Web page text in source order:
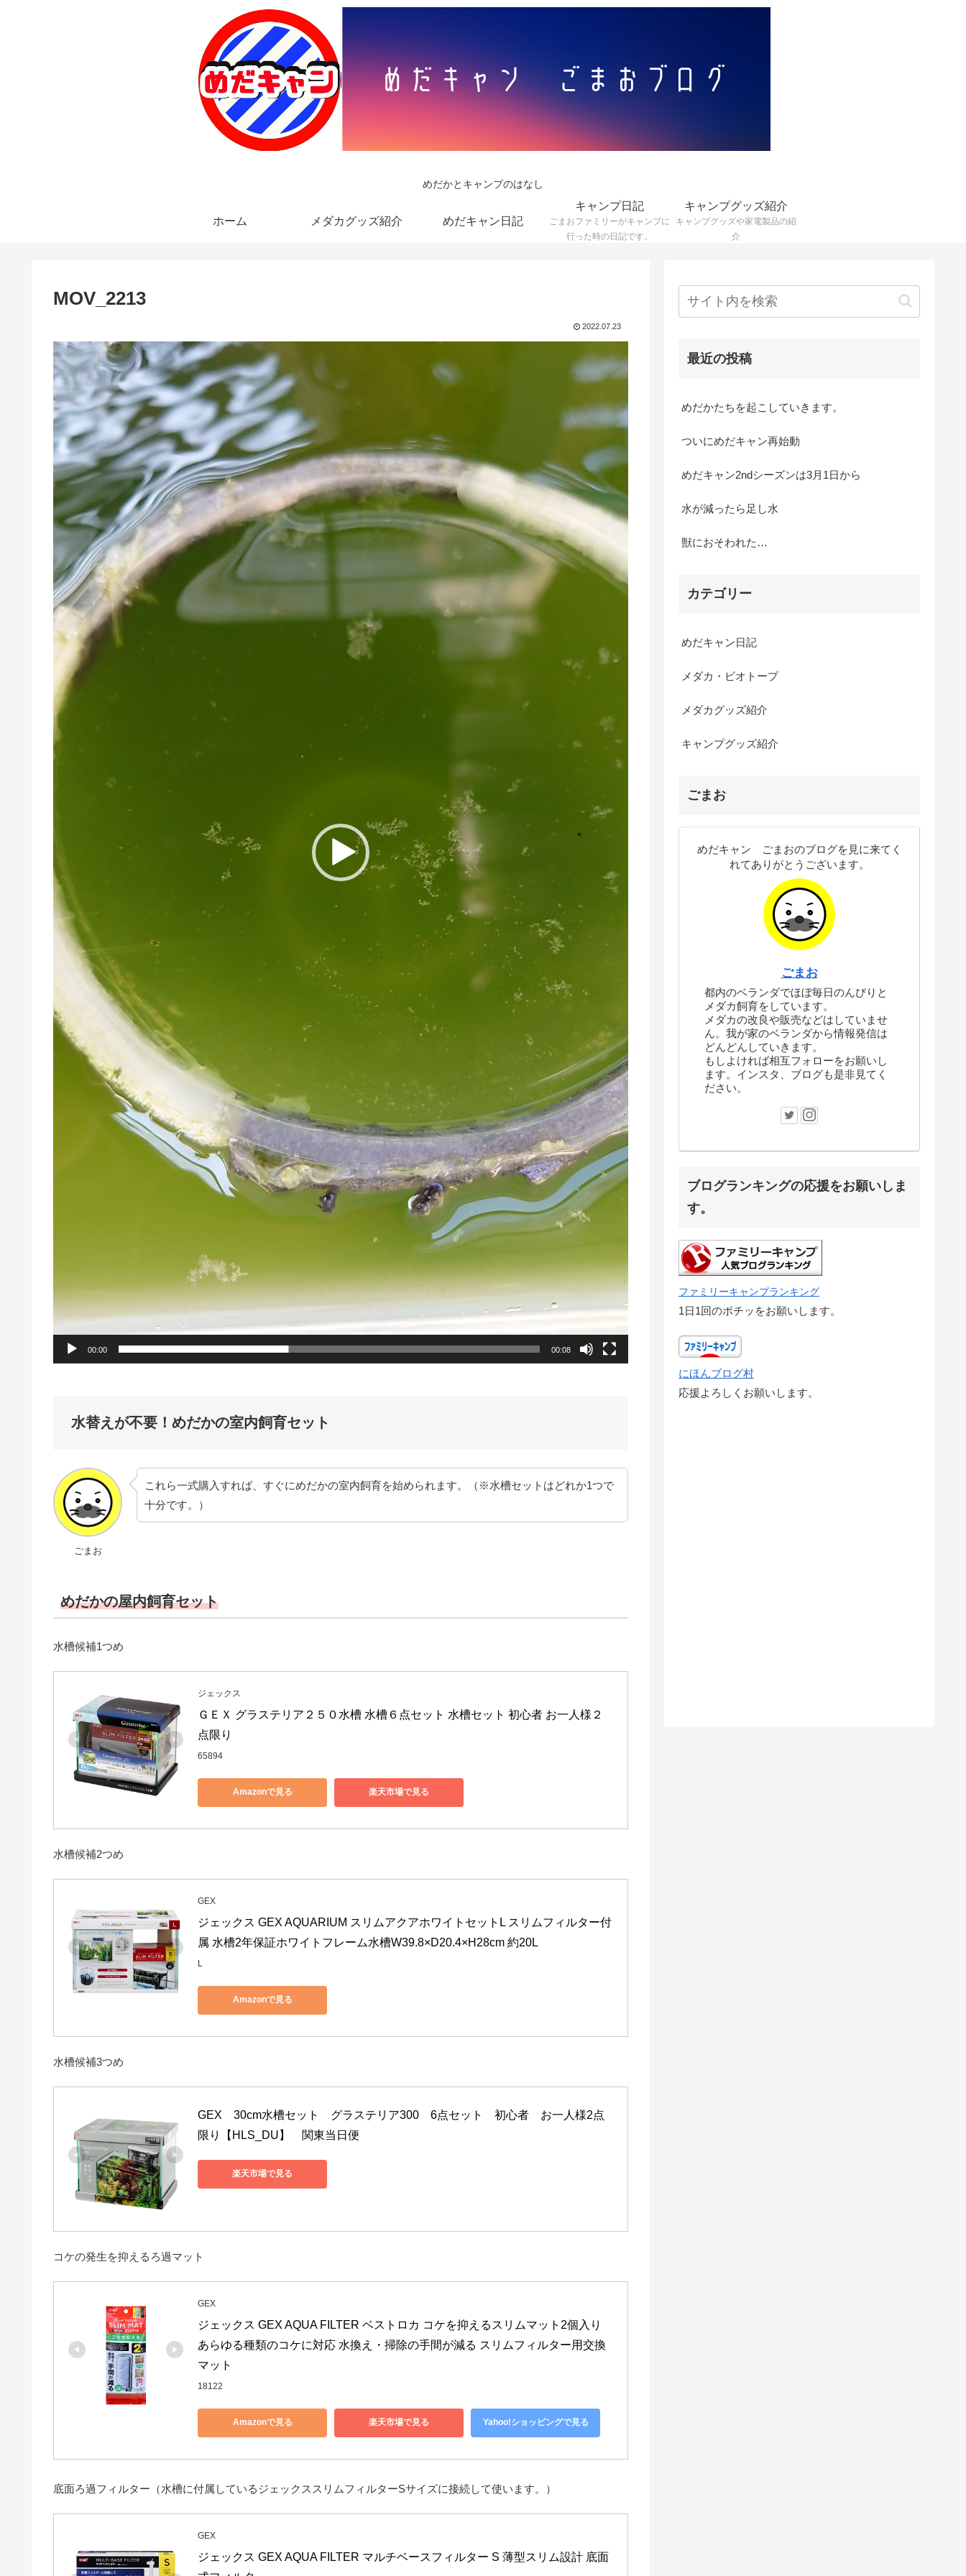
めだかとキャンプのはなし
ホーム メダカグッズ紹介 めだキャン日記
キャンプ日記
ごまおファミリーがキャンプに
行った時の日記です。
キャンプグッズ紹介
キャンプグッズや家電製品の紹
介
MOV_2213
2022.07.23
動
画
プ
レ
ー
ヤ
ー
00:00 00:08
水替えが不要！めだかの室内飼育セット
ごまお
これら一式購入すれば、すぐにめだかの室内飼育を始められます。（※水槽セットはどれか1つで
十分です。）
めだかの屋内飼育セット
水槽候補1つめ
ジェックス
ＧＥＸ グラステリア２５０水槽 水槽６点セット 水槽セット 初心者 お一人様２
点限り
65894
Amazonで見る 楽天市場で見る
水槽候補2つめ
GEX
ジェックス GEX AQUARIUM スリムアクアホワイトセットL スリムフィルター付
属 水槽2年保証ホワイトフレーム水槽W39.8×D20.4×H28cm 約20L
L
Amazonで見る
水槽候補3つめ
GEX　30cm水槽セット　グラステリア300　6点セット　初心者　お一人様2点
限り【HLS_DU】　関東当日便
楽天市場で見る
コケの発生を抑えるろ過マット
GEX
ジェックス GEX AQUA FILTER ベストロカ コケを抑えるスリムマット2個入り
あらゆる種類のコケに対応 水換え・掃除の手間が減る スリムフィルター用交換
マット
18122
Amazonで見る 楽天市場で見る Yahoo!ショッピングで見る
底面ろ過フィルター（水槽に付属しているジェックススリムフィルターSサイズに接続して使います。）
GEX
ジェックス GEX AQUA FILTER マルチベースフィルター S 薄型スリム設計 底面
最近の投稿
めだかたちを起こしていきます。
ついにめだキャン再始動
めだキャン2ndシーズンは3月1日から
水が減ったら足し水
獣におそわれた…
カテゴリー
めだキャン日記
メダカ・ビオトープ
メダカグッズ紹介
キャンプグッズ紹介
ごまお
めだキャン ごまおのブログを見に来てく
れてありがとうございます。
ごまお
都内のベランダでほぼ毎日のんびりと
メダカ飼育をしています。
メダカの改良や販売などはしていませ
ん。我が家のベランダから情報発信は
どんどんしていきます。
もしよければ相互フォローをお願いし
ます。インスタ、ブログも是非見てく
ださい。
ブログランキングの応援をお願いしま
す。
ファミリーキャンプランキング
1日1回のポチッをお願いします。
にほんブログ村
応援よろしくお願いします。